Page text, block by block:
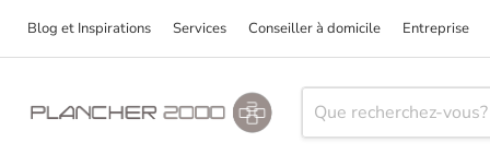
Blog et Inspirations Services Conseiller à domicile Entreprise